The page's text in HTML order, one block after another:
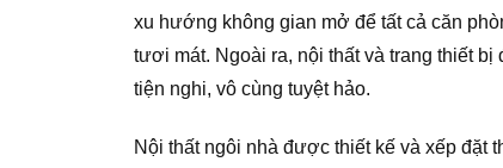
xu hướng không gian mở để tất cả căn
tươi mát. Ngoài ra, nội thất và trang thiết
tiện nghi, vô cùng tuyệt hảo.
Nội thất ngôi nhà được thiết kế và xếp đặt